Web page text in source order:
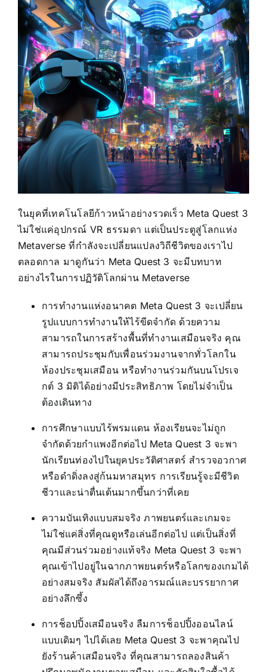
ในยุคที่เทคโนโลยีก้าวหน้าอย่างรวดเร็ว Meta Quest 3
ไม่ใช่แค่อุปกรณ์ VR ธรรมดา แต่เป็นประตูสู่โลกแห่ง
Metaverse ที่กำลังจะเปลี่ยนแปลงวิถีชีวิตของเราไป
ตลอดกาล มาดูกันว่า Meta Quest 3 จะมีบทบาท
อย่างไรในการปฏิวัติโลกผ่าน Metaverse
การทำงานแห่งอนาคต Meta Quest 3 จะเปลี่ยน
รูปแบบการทำงานให้ไร้ขีดจำกัด ด้วยความ
สามารถในการสร้างพื้นที่ทำงานเสมือนจริง คุณ
สามารถประชุมกับเพื่อนร่วมงานจากทั่วโลกใน
ห้องประชุมเสมือน หรือทำงานร่วมกันบนโปรเจ
กต์ 3 มิติได้อย่างมีประสิทธิภาพ โดยไม่จำเป็น
ต้องเดินทาง
การศึกษาแบบไร้พรมแดน ห้องเรียนจะไม่ถูก
จำกัดด้วยกำแพงอีกต่อไป Meta Quest 3 จะพา
นักเรียนท่องไปในยุคประวัติศาสตร์ สำรวจอวกาศ
หรือดำดิ่งลงสู่ก้นมหาสมุทร การเรียนรู้จะมีชีวิต
ชีวาและน่าตื่นเต้นมากขึ้นกว่าที่เคย
ความบันเทิงแบบสมจริง ภาพยนตร์และเกมจะ
ไม่ใช่แค่สิ่งที่คุณดูหรือเล่นอีกต่อไป แต่เป็นสิ่งที่
คุณมีส่วนร่วมอย่างแท้จริง Meta Quest 3 จะพา
คุณเข้าไปอยู่ในฉากภาพยนตร์หรือโลกของเกมได้
อย่างสมจริง สัมผัสได้ถึงอารมณ์และบรรยากาศ
อย่างลึกซึ้ง
การช็อปปิ้งเสมือนจริง ลืมการช็อปปิ้งออนไลน์
แบบเดิมๆ ไปได้เลย Meta Quest 3 จะพาคุณไป
ยังร้านค้าเสมือนจริง ที่คุณสามารถลองสินค้า